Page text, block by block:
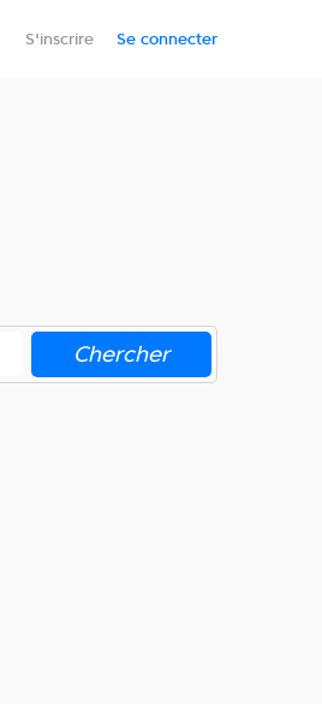
S'inscrire Se connecter
Réservez
Chercher